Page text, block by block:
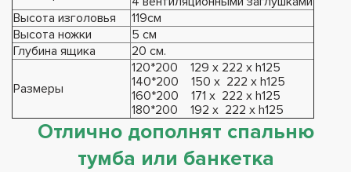
Высота изголовья
119см
Высота ножки
5 см
Глубина ящика
20 см.
Размеры
120*200 129 х 222 х h125
140*200 150 х 222 х h125
160*200 171 х 222 х h125
180*200 192 х 222 х h125
Отлично дополнят спальню
тумба или банкетка